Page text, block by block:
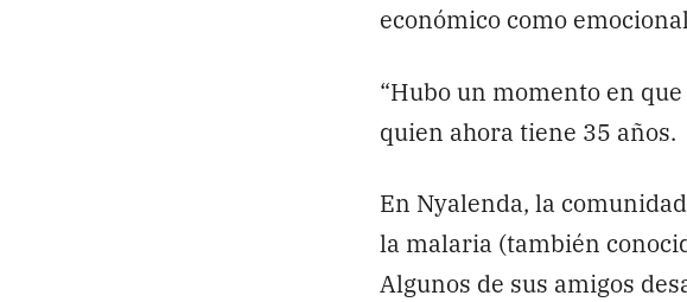
económico como
“Hubo un momento en
quien ahora tiene 35 años.
En Nyalenda, la
la malaria (también
Algunos de sus amigos